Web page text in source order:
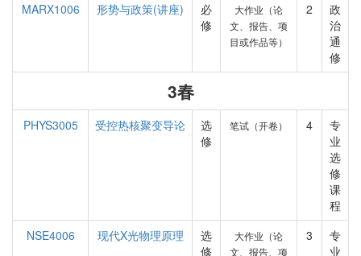
MARX1006
形势与政策(讲座)
必
修
大作业（论
文、报告、项
目或作品等）
2
政
治
通
修
3春
PHYS3005 受控热核聚变导论
选
修
笔试（开卷） 4
专
业
选
修
课
程
NSE4006
现代X光物理原理
选
修
大作业（论
文、报告、项
3
专
业